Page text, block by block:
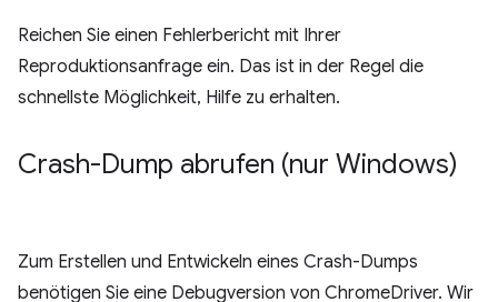
Reichen Sie einen Fehlerbericht mit Ihrer
Reproduktionsanfrage ein. Das ist in der Regel die
schnellste Möglichkeit, Hilfe zu erhalten.
Crash-Dump abrufen (nur Windows)
Zum Erstellen und Entwickeln eines Crash-Dumps
benötigen Sie eine Debugversion von ChromeDriver. Wir